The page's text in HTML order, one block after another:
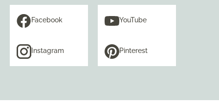
Facebook YouTube
Instagram Pinterest